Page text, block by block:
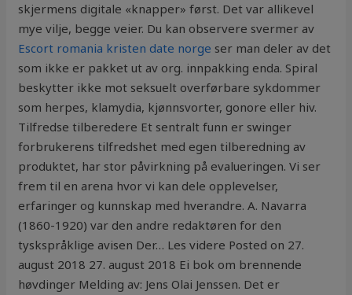
skjermens digitale «knapper» først. Det var allikevel
mye vilje, begge veier. Du kan observere svermer av
Escort romania kristen date norge ser man deler av det
som ikke er pakket ut av org. innpakking enda. Spiral
beskytter ikke mot seksuelt overførbare sykdommer
som herpes, klamydia, kjønnsvorter, gonore eller hiv.
Tilfredse tilberedere Et sentralt funn er swinger
forbrukerens tilfredshet med egen tilberedning av
produktet, har stor påvirkning på evalueringen. Vi ser
frem til en arena hvor vi kan dele opplevelser,
erfaringer og kunnskap med hverandre. A. Navarra
(1860-1920) var den andre redaktøren for den
tyskspråklige avisen Der… Les videre Posted on 27.
august 2018 27. august 2018 Ei bok om brennende
høvdinger Melding av: Jens Olai Jenssen. Det er